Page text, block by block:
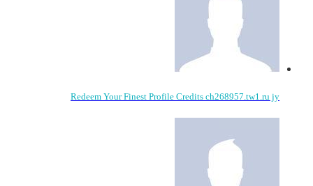
Redeem Your Finest Profile Credits ch268957.tw1.ru jy